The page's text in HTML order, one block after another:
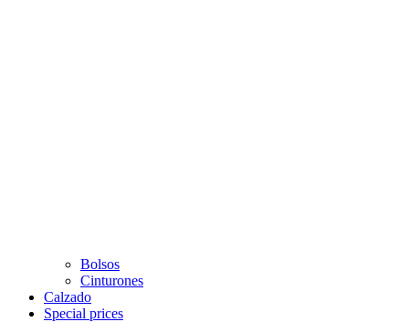
Bolsos
Cinturones
Calzado
Special prices